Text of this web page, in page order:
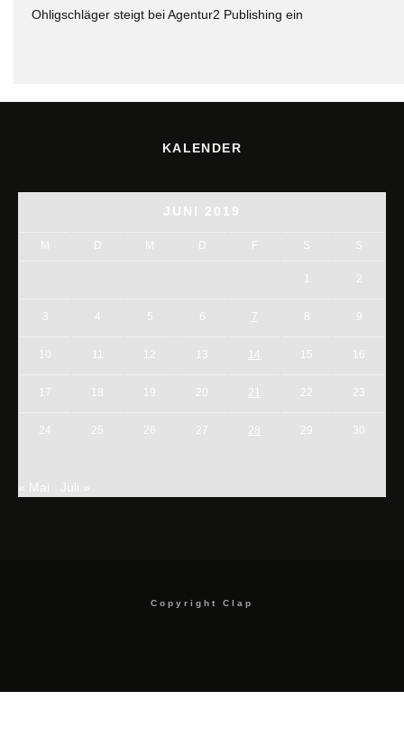
Ohligschläger steigt bei Agentur2 Publishing ein
KALENDER
JUNI 2019
M D M D F S S
1 2
3 5 6 7 8 9
10 11 12 13 14 15 16
17 18 19 20 21 22 23
24 25 26 27 28 29 30
« Mai Juli »
Copyright Clap